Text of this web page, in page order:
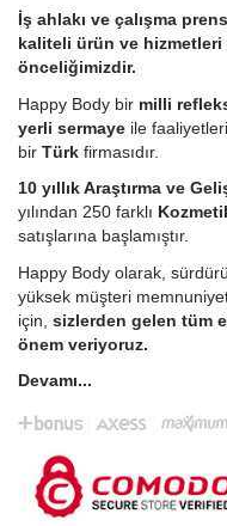
İş ahlakı ve çalışma
kaliteli ürün ve
önceliğimizdir.
Happy Body bir milli
yerli sermaye ile
bir Türk firmasıdır.
10 yıllık Araştırma ve
yılından 250 farklı
satışlarına başlamıştır.
Happy Body olarak,
yüksek müşteri
için, sizlerden gelen tüm
önem veriyoruz.
Devamı...